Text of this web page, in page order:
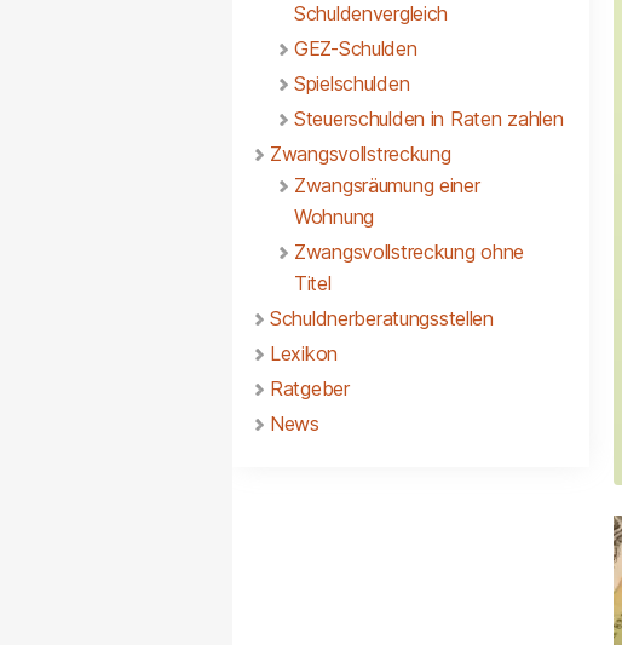
Schuldenvergleich
GEZ-Schulden
Spielschulden
Steuerschulden in Raten zahlen
Zwangsvollstreckung
Zwangsräumung einer
Wohnung
Zwangsvollstreckung ohne
Titel
Schuldnerberatungsstellen
Lexikon
Ratgeber
News